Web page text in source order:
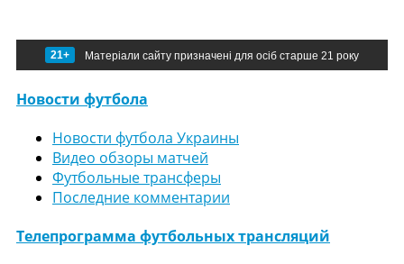
21+ Матеріали сайту призначені для осіб старше 21 року
Новости футбола
Новости футбола Украины
Видео обзоры матчей
Футбольные трансферы
Последние комментарии
Телепрограмма футбольных трансляций